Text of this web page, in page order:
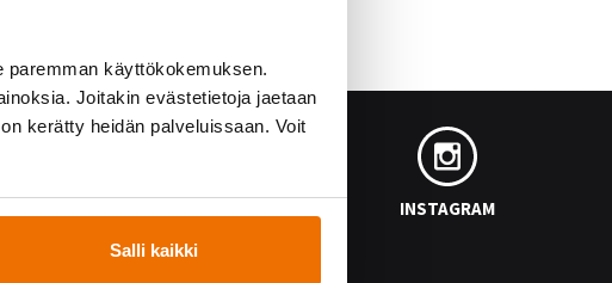
käyttökokemuksen.
Joitakin evästetietoja jaetaan
kerätty heidän palveluissaan. Voit
Salli kaikki
INSTAGRAM